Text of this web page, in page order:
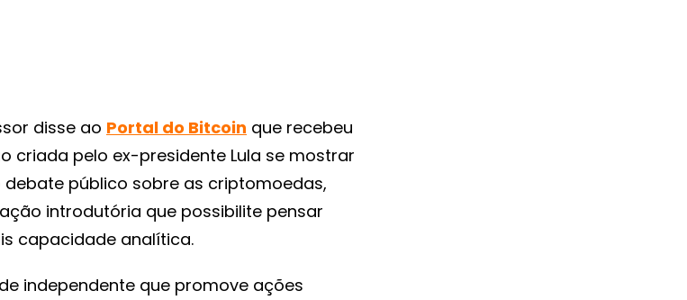
disse ao Portal do Bitcoin que recebeu
criada pelo ex-presidente Lula se mostrar
público sobre as criptomoedas,
introdutória que possibilite pensar
capacidade analítica.
independente que promove ações